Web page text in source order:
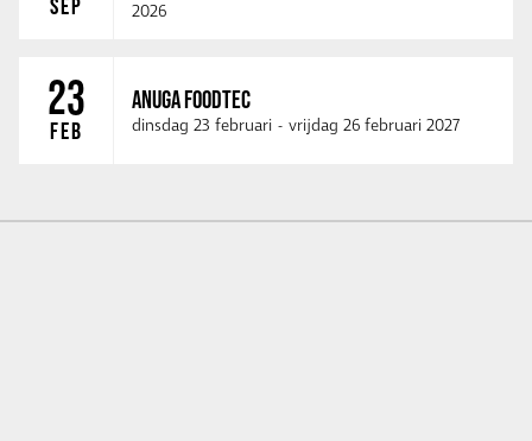
SEP
2026
23
FEB
ANUGA FOODTEC
dinsdag 23 februari - vrijdag 26 februari 2027